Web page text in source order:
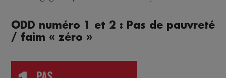
ODD numéro 1 et 2 : Pas de pauvreté
/ faim « zéro »